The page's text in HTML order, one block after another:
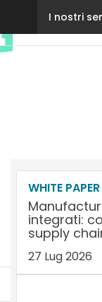
I nostri
Supply
WHITE PAPER
integrati:
supply
27 Lug 2026